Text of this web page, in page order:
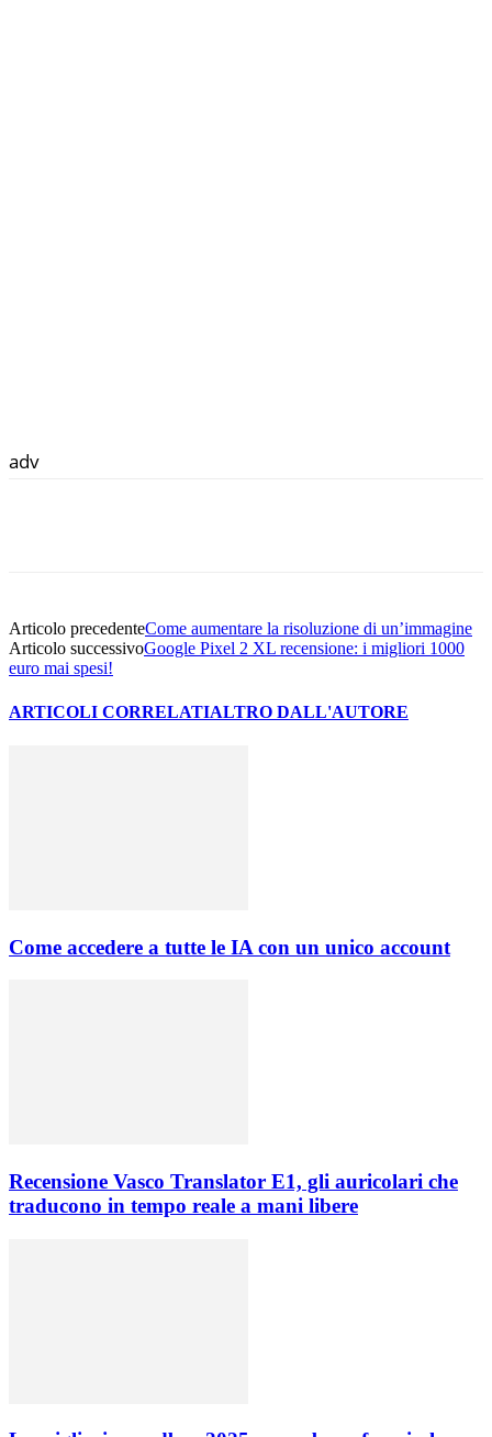
adv
Articolo precedenteCome aumentare la risoluzione di un’immagine
Articolo successivoGoogle Pixel 2 XL recensione: i migliori 1000
euro mai spesi!
ARTICOLI CORRELATIALTRO DALL'AUTORE
Come accedere a tutte le IA con un unico account
Recensione Vasco Translator E1, gli auricolari che
traducono in tempo reale a mani libere